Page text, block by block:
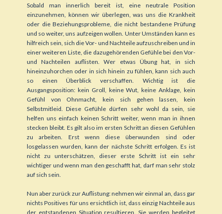
Sobald man innerlich bereit ist, eine neutrale Position
einzunehmen, können wir überlegen, was uns die Krankheit
oder die Beziehungsprobleme, die nicht bestandene Prüfung
und so weiter, uns aufzeigen wollen. Unter Umständen kann es
hilfreich sein, sich die Vor- und Nachteile aufzuschreiben und in
einer weiteren Liste, die dazugehörenden Gefühle bei den Vor-
und Nachteilen auflisten. Wer etwas Übung hat, in sich
hineinzuhorchen oder in sich hinein zu fühlen, kann sich auch
so einen Überblick verschaffen. Wichtig ist die
Ausgangsposition: kein Groll, keine Wut, keine Anklage, kein
Gefühl von Ohnmacht, kein sich gehen lassen, kein
Selbstmitleid. Diese Gefühle dürfen sehr wohl da sein, sie
helfen uns einfach keinen Schritt weiter, wenn man in ihnen
stecken bleibt. Es gilt also im ersten Schritt an diesen Gefühlen
zu arbeiten. Erst wenn diese überwunden sind oder
losgelassen wurden, kann der nächste Schritt erfolgen. Es ist
nicht zu unterschätzen, dieser erste Schritt ist ein sehr
wichtiger und wenn man den geschafft hat, darf man sehr stolz
auf sich sein.
Nun aber zurück zur Auflistung: nehmen wir einmal an, dass gar
nichts Positives für uns ersichtlich ist, dass einzig Nachteile aus
der entstandenen Situation resultieren. Sie werden begleitet